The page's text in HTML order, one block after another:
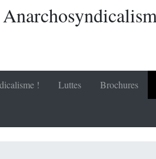
! Luttes Brochures